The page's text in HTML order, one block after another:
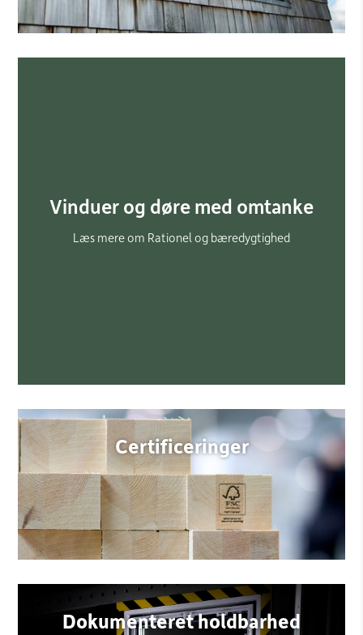
Vinduer og døre med omtanke
Læs mere om Rationel og bæredygtighed
Certificeringer
Dokumenteret holdbarhed